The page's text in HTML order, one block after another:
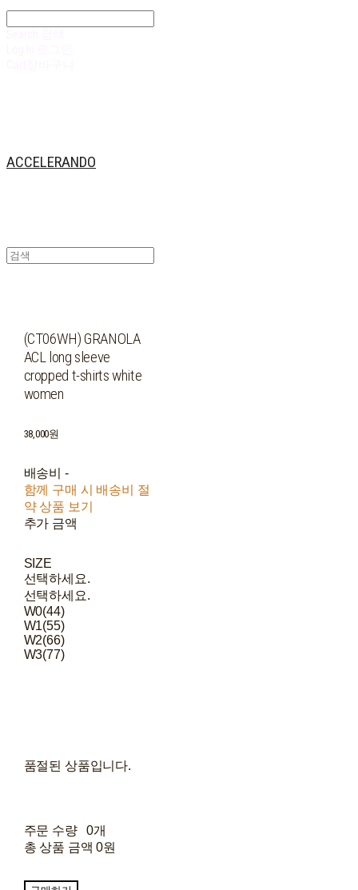
ACCELERANDO
(CT06WH) GRANOLA
ACL long sleeve
cropped t-shirts white
women
38,000원
배송비 -
함께 구매 시 배송비 절
약 상품 보기
추가 금액
SIZE
선택하세요.
선택하세요.
W0(44)
W1(55)
W2(66)
W3(77)
품절된 상품입니다.
주문 수량
0개
총 상품 금액 0원